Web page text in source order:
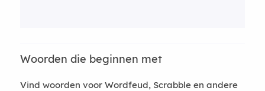
Woorden die beginnen met
Vind woorden voor Wordfeud, Scrabble en andere